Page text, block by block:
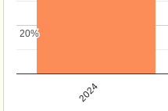
2024
20%
20%